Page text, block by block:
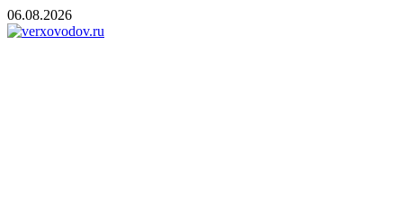
Skip
to
06.08.2026